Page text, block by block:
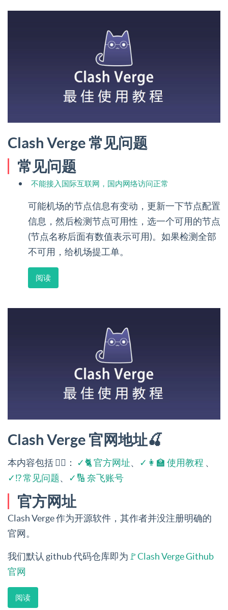
Clash Verge 常见问题
常见问题
不能接入国际互联网，国内网络访问正常
可能机场的节点信息有变动，更新一下节点配置
信息，然后检测节点可用性，选一个可用的节点
(节点名称后面有数值表示可用)。如果检测全部
不可用，给机场提工单。
阅读
Clash Verge 官网地址🍒
本内容包括 👉🏻： ✓🐈 官方网址、 ✓👩‍🏫 使用教程 、
✓⁉️ 常见问题、 ✓🔢 奈飞账号
官方网址
Clash Verge 作为开源软件，其作者并没注册明确的
官网。
我们默认 github 代码仓库即为 🚩Clash Verge Github
官网
阅读